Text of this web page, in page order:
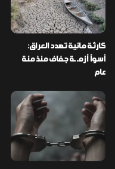
كارثة مائية تهدد العراق:
أسوأ أزمـ ـة جفاف منذ مئة
عام